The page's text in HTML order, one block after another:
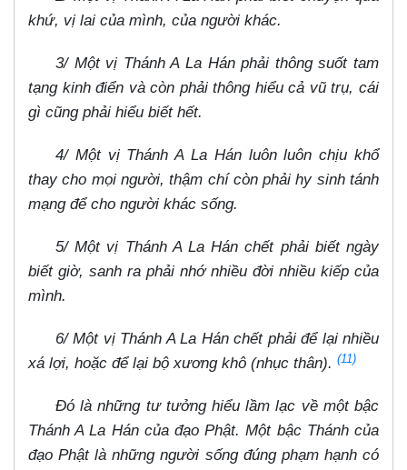
khứ, vị lai của mình, của người khác.
3/ Một vị Thánh A La Hán phải thông suốt tam
tạng kinh điển và còn phải thông hiểu cả vũ trụ, cái
gì cũng phải hiểu biết hết.
4/ Một vị Thánh A La Hán luôn luôn chịu khổ
thay cho mọi người, thậm chí còn phải hy sinh tánh
mạng để cho người khác sống.
5/ Một vị Thánh A La Hán chết phải biết ngày
biết giờ, sanh ra phải nhớ nhiều đời nhiều kiếp của
mình.
6/ Một vị Thánh A La Hán chết phải để lại nhiều
xá lợi, hoặc để lại bộ xương khô (nhục thân). (11)
Đó là những tư tưởng hiểu lầm lạc về một bậc
Thánh A La Hán của đạo Phật. Một bậc Thánh của
đạo Phật là những người sống đúng phạm hạnh có